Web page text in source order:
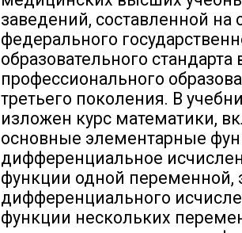
заведений, составленной на
федерального
образовательного
профессионального
третьего поколения. В
изложен курс математики,
основные элементарные
дифференциальное
функции одной переменной,
дифференциального
функции нескольких